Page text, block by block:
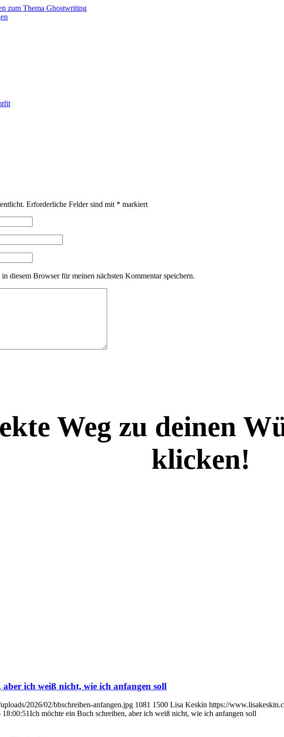
zum Thema Ghostwriting
Erforderliche Felder sind mit * markiert
diesem Browser für meinen nächsten Kommentar speichern.
Weg zu deinen
klicken!
ich weiß nicht, wie ich anfangen soll
2026/02/bbschreiben-anfangen.jpg 1081 1500 Lisa Keskin https://
18:00:51Ich möchte ein Buch schreiben, aber ich weiß nicht, wie ich anfangen soll